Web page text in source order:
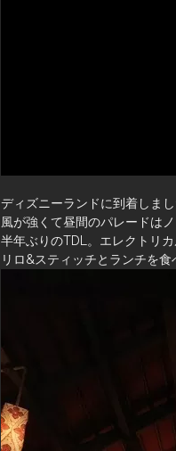
ディズニーランドに到着しまし
風が強くて昼間のパレードはノ
半年ぶりのTDL。エレクトリ
リロ&スティッチとランチを